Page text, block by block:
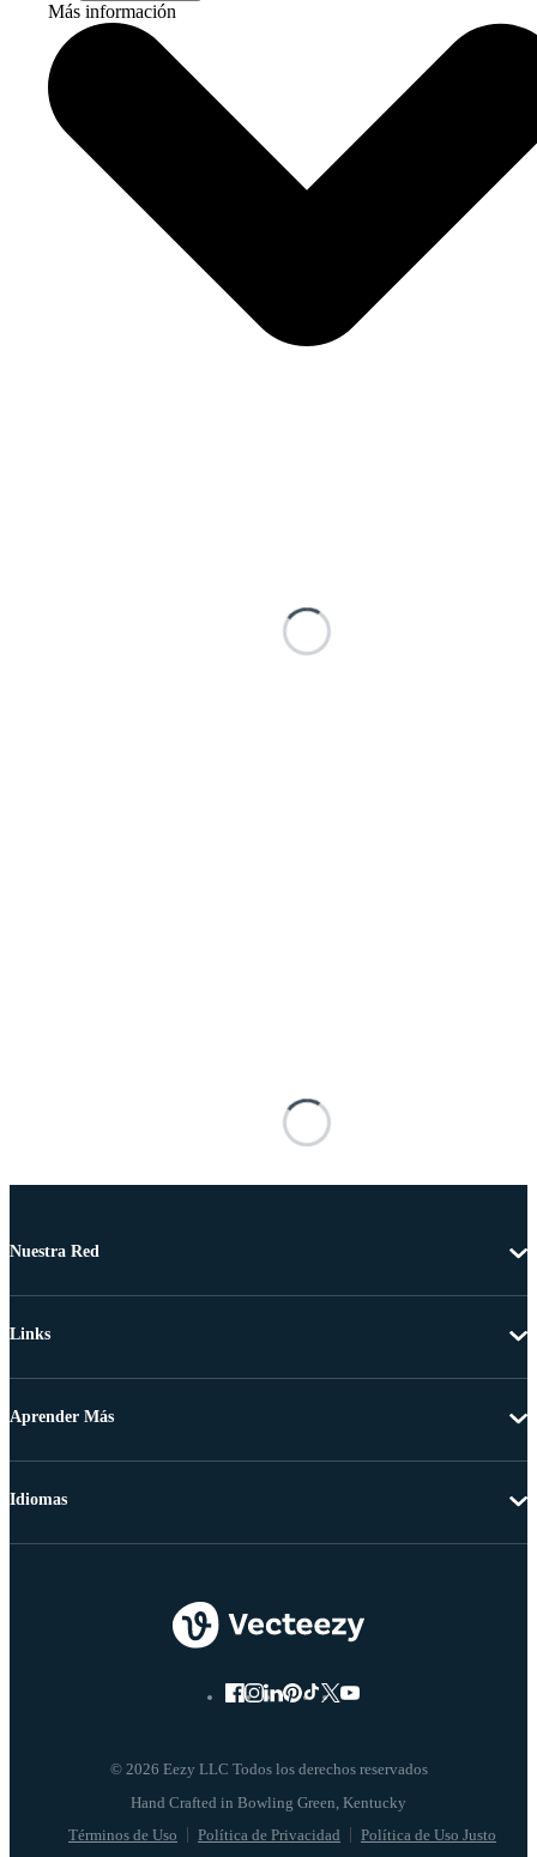
Más información
Nuestra Red
Links
Aprender Más
© 2026 Eezy LLC Todos los derechos reservados
Términos de Uso Política de Privacidad Política de Uso Justo
Idiomas